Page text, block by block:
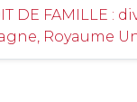
DE FAMILLE :
Royaume